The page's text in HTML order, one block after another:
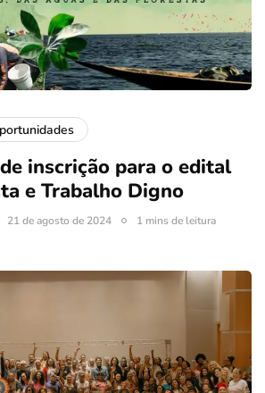
inscrição para o edital
e Trabalho Digno
21 de agosto de 2024 1 mins de leitura